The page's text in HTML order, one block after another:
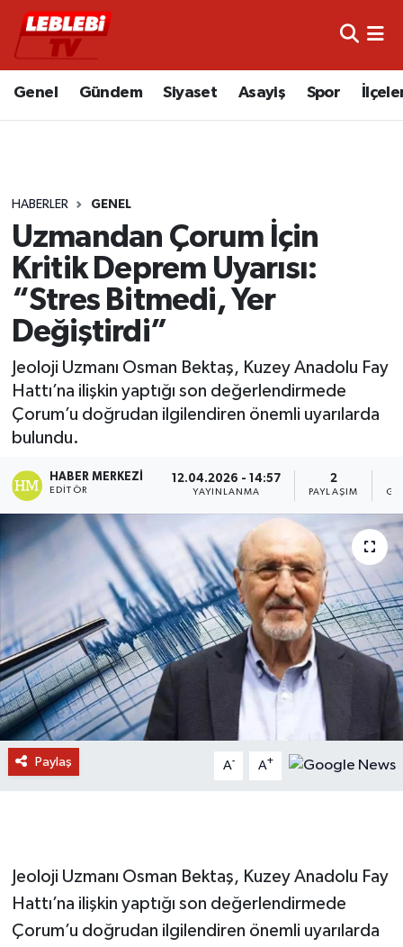
Genel Gündem Siyaset Asayiş Spor
HABERLER GENEL
Uzmandan Çorum İçin
Kritik Deprem Uyarısı:
“Stres Bitmedi, Yer
Değiştirdi”
Jeoloji Uzmanı Osman Bektaş, Kuzey Anadolu Fay
Hattı’na ilişkin yaptığı son değerlendirmede
Çorum’u doğrudan ilgilendiren önemli uyarılarda
bulundu.
HABER MERKEZI
EDITÖR
12.04.2026 - 14:57
YAYINLANMA
2
PAYLAŞIM
Paylaş A- A+
Jeoloji Uzmanı Osman Bektaş, Kuzey Anadolu Fay
Hattı’na ilişkin yaptığı son değerlendirmede
Çorum’u doğrudan ilgilendiren önemli uyarılarda
Hava Durumu
Süper Lig Puan Durumu ve Fikstür
Tüm Manşetler
Son Dakika Haberleri
Haber Arşivi